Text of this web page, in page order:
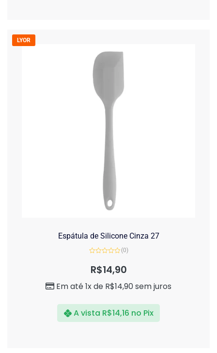
LYOR
Espátula de Silicone Cinza 27
de
(0)
R$14,90
Em até 1x de R$14,90sem juros
A vista R$14,16 no Pix